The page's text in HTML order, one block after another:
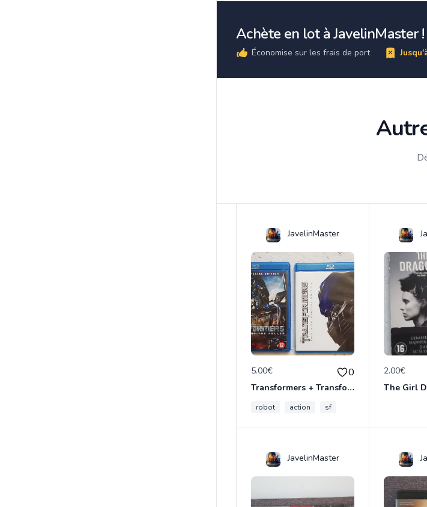
Achète en lot à JavelinMaster !
Économise sur les frais de port
JavelinMaster
5.00€ 0
Transformers + Transformers 2 : La Revanche
robot action sf
2.00€
JavelinMaster